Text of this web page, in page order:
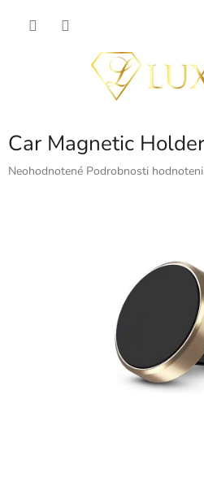
Car Magnetic
Priemerné
Neohodnotené Podrobnosti